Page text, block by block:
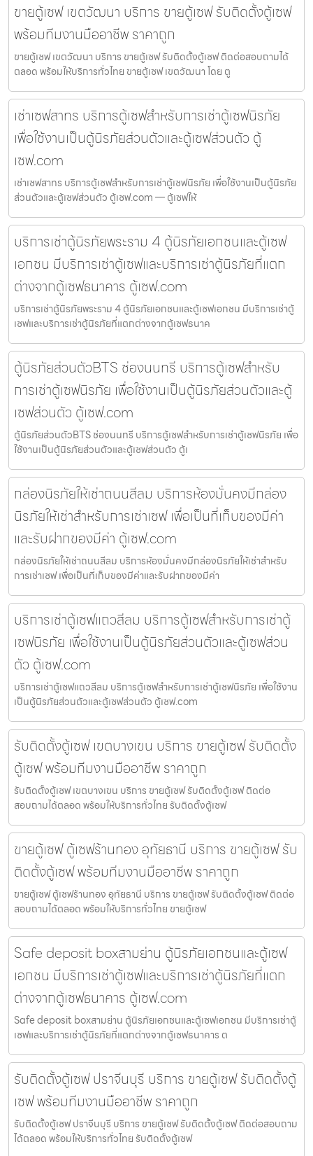
ขายตู้เซฟ เขตวัฒนา บริการ ขายตู้เซฟ รับติดตั้งตู้เซฟ
พร้อมทีมงานมืออาชีพ ราคาถูก
ขายตู้เซฟ เขตวัฒนา บริการ ขายตู้เซฟ รับติดตั้งตู้เซฟ ติดต่อสอบถามได้
ตลอด พร้อมให้บริการทั่วไทย ขายตู้เซฟ เขตวัฒนา โดย ตู
เช่าเซฟสาทร บริการตู้เซฟสำหรับการเช่าตู้เซฟนิรภัย
เพื่อใช้งานเป็นตู้นิรภัยส่วนตัวและตู้เซฟส่วนตัว ตู้
เซฟ.com
เช่าเซฟสาทร บริการตู้เซฟสำหรับการเช่าตู้เซฟนิรภัย เพื่อใช้งานเป็นตู้นิรภัย
ส่วนตัวและตู้เซฟส่วนตัว ตู้เซฟ.com — ตู้เซฟให้
บริการเช่าตู้นิรภัยพระราม 4 ตู้นิรภัยเอกชนและตู้เซฟ
เอกชน มีบริการเช่าตู้เซฟและบริการเช่าตู้นิรภัยที่แตก
ต่างจากตู้เซฟธนาคาร ตู้เซฟ.com
บริการเช่าตู้นิรภัยพระราม 4 ตู้นิรภัยเอกชนและตู้เซฟเอกชน มีบริการเช่าตู้
เซฟและบริการเช่าตู้นิรภัยที่แตกต่างจากตู้เซฟธนาค
ตู้นิรภัยส่วนตัวBTS ช่องนนทรี บริการตู้เซฟสำหรับ
การเช่าตู้เซฟนิรภัย เพื่อใช้งานเป็นตู้นิรภัยส่วนตัวและตู้
เซฟส่วนตัว ตู้เซฟ.com
ตู้นิรภัยส่วนตัวBTS ช่องนนทรี บริการตู้เซฟสำหรับการเช่าตู้เซฟนิรภัย เพื่อ
ใช้งานเป็นตู้นิรภัยส่วนตัวและตู้เซฟส่วนตัว ตู้เ
กล่องนิรภัยให้เช่าถนนสีลม บริการห้องมั่นคงมีกล่อง
นิรภัยให้เช่าสำหรับการเช่าเซฟ เพื่อเป็นที่เก็บของมีค่า
และรับฝากของมีค่า ตู้เซฟ.com
กล่องนิรภัยให้เช่าถนนสีลม บริการห้องมั่นคงมีกล่องนิรภัยให้เช่าสำหรับ
การเช่าเซฟ เพื่อเป็นที่เก็บของมีค่าและรับฝากของมีค่า
บริการเช่าตู้เซฟแถวสีลม บริการตู้เซฟสำหรับการเช่าตู้
เซฟนิรภัย เพื่อใช้งานเป็นตู้นิรภัยส่วนตัวและตู้เซฟส่วน
ตัว ตู้เซฟ.com
บริการเช่าตู้เซฟแถวสีลม บริการตู้เซฟสำหรับการเช่าตู้เซฟนิรภัย เพื่อใช้งาน
เป็นตู้นิรภัยส่วนตัวและตู้เซฟส่วนตัว ตู้เซฟ.com
รับติดตั้งตู้เซฟ เขตบางเขน บริการ ขายตู้เซฟ รับติดตั้ง
ตู้เซฟ พร้อมทีมงานมืออาชีพ ราคาถูก
รับติดตั้งตู้เซฟ เขตบางเขน บริการ ขายตู้เซฟ รับติดตั้งตู้เซฟ ติดต่อ
สอบถามได้ตลอด พร้อมให้บริการทั่วไทย รับติดตั้งตู้เซฟ
ขายตู้เซฟ ตู้เซฟร้านทอง อุทัยธานี บริการ ขายตู้เซฟ รับ
ติดตั้งตู้เซฟ พร้อมทีมงานมืออาชีพ ราคาถูก
ขายตู้เซฟ ตู้เซฟร้านทอง อุทัยธานี บริการ ขายตู้เซฟ รับติดตั้งตู้เซฟ ติดต่อ
สอบถามได้ตลอด พร้อมให้บริการทั่วไทย ขายตู้เซฟ
Safe deposit boxสามย่าน ตู้นิรภัยเอกชนและตู้เซฟ
เอกชน มีบริการเช่าตู้เซฟและบริการเช่าตู้นิรภัยที่แตก
ต่างจากตู้เซฟธนาคาร ตู้เซฟ.com
Safe deposit boxสามย่าน ตู้นิรภัยเอกชนและตู้เซฟเอกชน มีบริการเช่าตู้
เซฟและบริการเช่าตู้นิรภัยที่แตกต่างจากตู้เซฟธนาคาร ต
รับติดตั้งตู้เซฟ ปราจีนบุรี บริการ ขายตู้เซฟ รับติดตั้งตู้
เซฟ พร้อมทีมงานมืออาชีพ ราคาถูก
รับติดตั้งตู้เซฟ ปราจีนบุรี บริการ ขายตู้เซฟ รับติดตั้งตู้เซฟ ติดต่อสอบถาม
ได้ตลอด พร้อมให้บริการทั่วไทย รับติดตั้งตู้เซฟ